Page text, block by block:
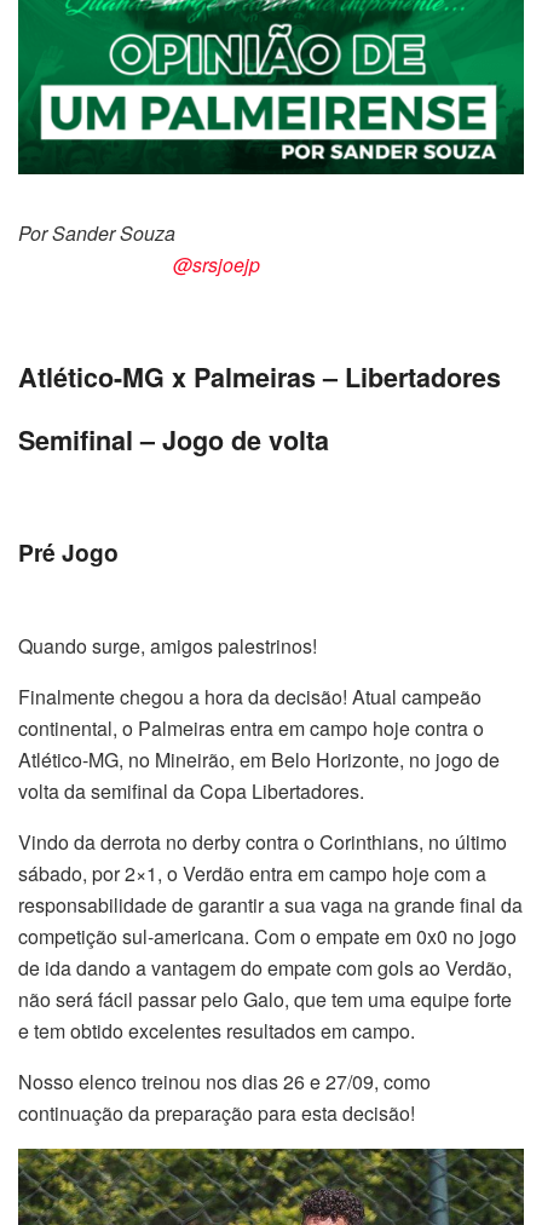
Por Sander Souza
@srsjoejp
Atlético-MG x Palmeiras – Libertadores
Semifinal – Jogo de volta
Pré Jogo
Quando surge, amigos palestrinos!
Finalmente chegou a hora da decisão! Atual campeão
continental, o Palmeiras entra em campo hoje contra o
Atlético-MG, no Mineirão, em Belo Horizonte, no jogo de
volta da semifinal da Copa Libertadores.
Vindo da derrota no derby contra o Corinthians, no último
sábado, por 2×1, o Verdão entra em campo hoje com a
responsabilidade de garantir a sua vaga na grande final da
competição sul-americana. Com o empate em 0x0 no jogo
de ida dando a vantagem do empate com gols ao Verdão,
não será fácil passar pelo Galo, que tem uma equipe forte
e tem obtido excelentes resultados em campo.
Nosso elenco treinou nos dias 26 e 27/09, como
continuação da preparação para esta decisão!